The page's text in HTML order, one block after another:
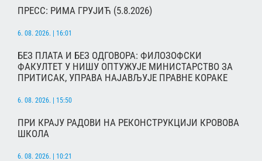
ПРЕСС: РИМА ГРУЈИЋ (5.8.2026)
6. 08. 2026. | 16:01
БЕЗ ПЛАТА И БЕЗ ОДГОВОРА: ФИЛОЗОФСКИ
ФАКУЛТЕТ У НИШУ ОПТУЖУЈЕ МИНИСТАРСТВО ЗА
ПРИТИСАК, УПРАВА НАЈАВЉУЈЕ ПРАВНЕ КОРАКЕ
6. 08. 2026. | 15:50
ПРИ КРАЈУ РАДОВИ НА РЕКОНСТРУКЦИЈИ КРОВОВА
ШКОЛА
6. 08. 2026. | 10:21